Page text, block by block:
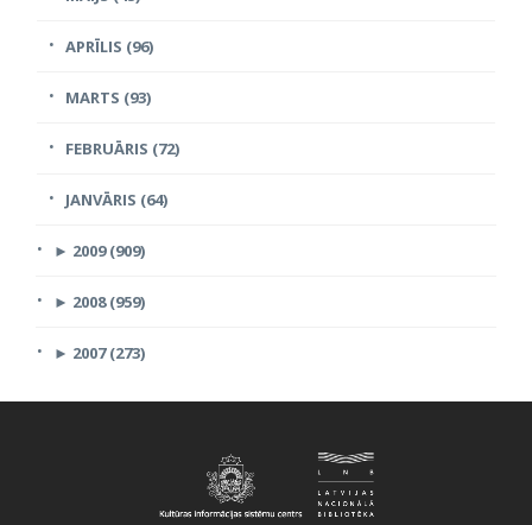
APRĪLIS (96)
MARTS (93)
FEBRUĀRIS (72)
JANVĀRIS (64)
► 2009 (909)
► 2008 (959)
► 2007 (273)